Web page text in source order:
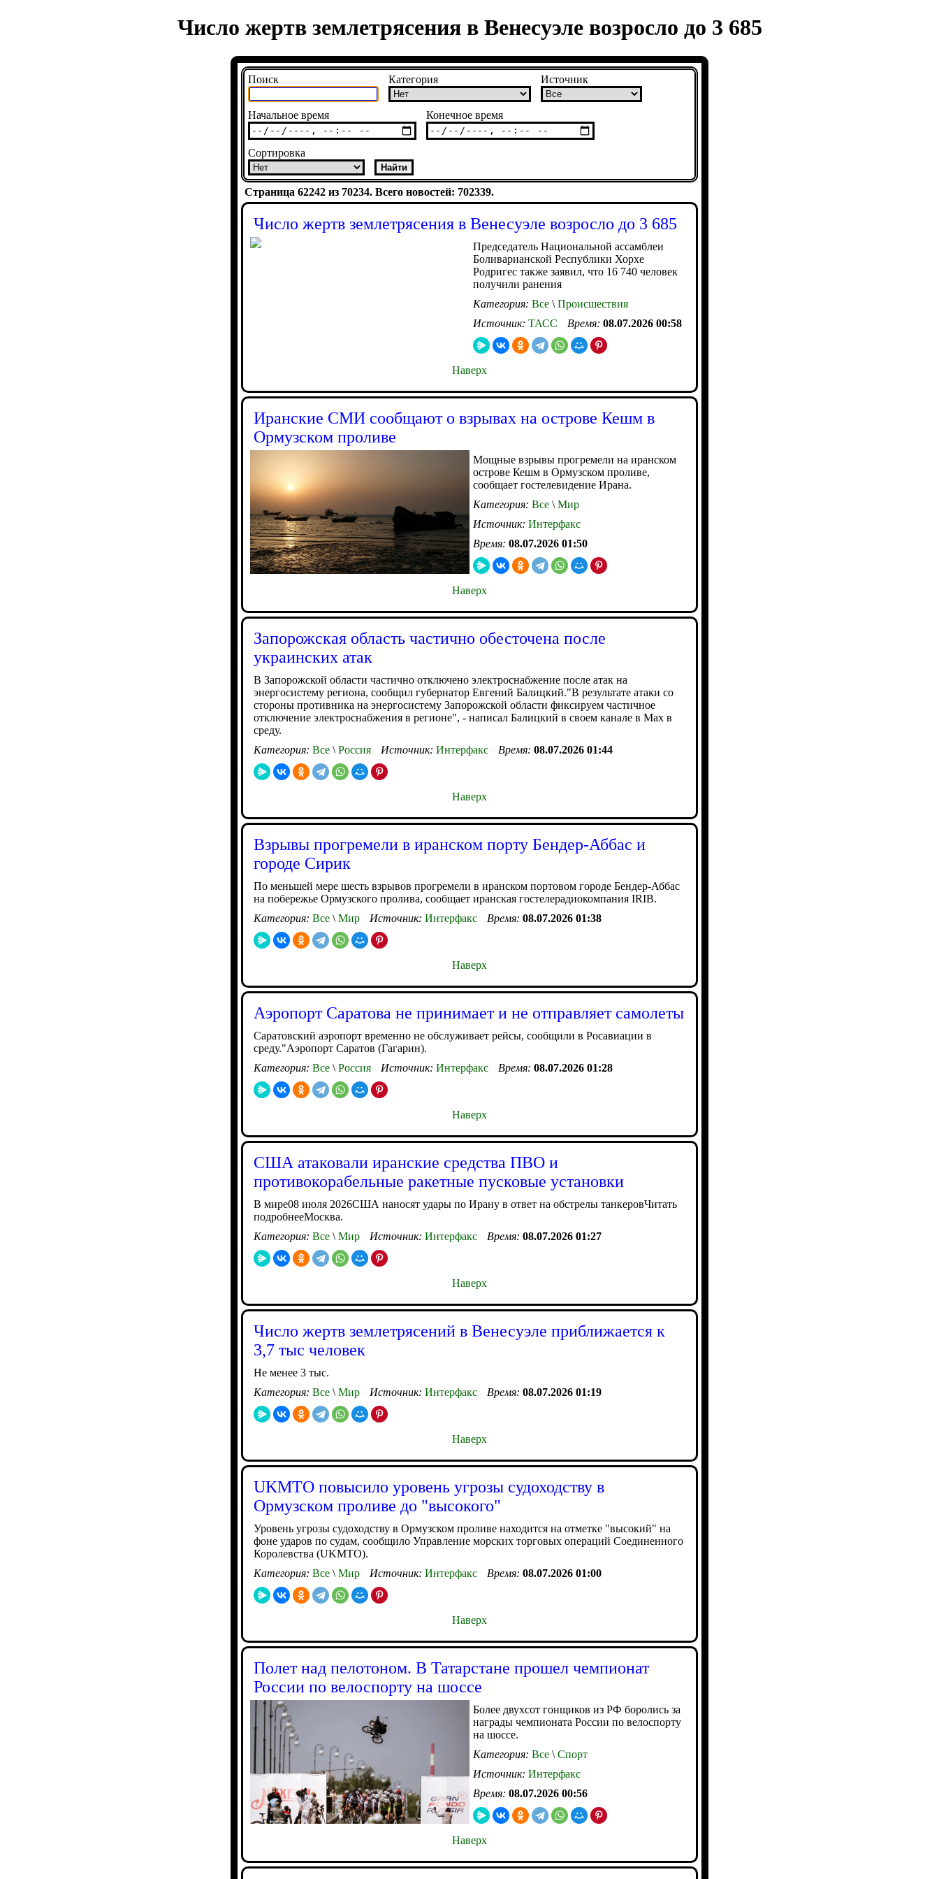
Число жертв землетрясения в Венесуэле возросло до 3 685
Поиск Категория Источник
Начальное время Конечное время
Сортировка
Страница 62242 из 70234. Всего новостей: 702339.
Число жертв землетрясения в Венесуэле возросло до 3 685
Председатель Национальной ассамблеи
Боливарианской Республики Хорхе
Родригес также заявил, что 16 740 человек
получили ранения
Категория: Все \ Происшествия
Источник: ТАСС Время: 08.07.2026 00:58
Наверх
Иранские СМИ сообщают о взрывах на острове Кешм в
Ормузском проливе
Мощные взрывы прогремели на иранском
острове Кешм в Ормузском проливе,
сообщает гостелевидение Ирана.
Категория: Все \ Мир
Источник: Интерфакс
Время: 08.07.2026 01:50
Наверх
Запорожская область частично обесточена после
украинских атак
В Запорожской области частично отключено электроснабжение после атак на
энергосистему региона, сообщил губернатор Евгений Балицкий."В результате атаки со
стороны противника на энергосистему Запорожской области фиксируем частичное
отключение электроснабжения в регионе", - написал Балицкий в своем канале в Мах в
среду.
Категория: Все \ Россия Источник: Интерфакс Время: 08.07.2026 01:44
Наверх
Взрывы прогремели в иранском порту Бендер-Аббас и
городе Сирик
По меньшей мере шесть взрывов прогремели в иранском портовом городе Бендер-Аббас
на побережье Ормузского пролива, сообщает иранская гостелерадиокомпания IRIB.
Категория: Все \ Мир Источник: Интерфакс Время: 08.07.2026 01:38
Наверх
Аэропорт Саратова не принимает и не отправляет самолеты
Саратовский аэропорт временно не обслуживает рейсы, сообщили в Росавиации в
среду."Аэропорт Саратов (Гагарин).
Категория: Все \ Россия Источник: Интерфакс Время: 08.07.2026 01:28
Наверх
США атаковали иранские средства ПВО и
противокорабельные ракетные пусковые установки
В мире08 июля 2026США наносят удары по Ирану в ответ на обстрелы танкеровЧитать
подробнееМосква.
Категория: Все \ Мир Источник: Интерфакс Время: 08.07.2026 01:27
Наверх
Число жертв землетрясений в Венесуэле приближается к
3,7 тыс человек
Не менее 3 тыс.
Категория: Все \ Мир Источник: Интерфакс Время: 08.07.2026 01:19
Наверх
UKMTO повысило уровень угрозы судоходству в
Ормузском проливе до "высокого"
Уровень угрозы судоходству в Ормузском проливе находится на отметке "высокий" на
фоне ударов по судам, сообщило Управление морских торговых операций Соединенного
Королевства (UKMTO).
Категория: Все \ Мир Источник: Интерфакс Время: 08.07.2026 01:00
Наверх
Полет над пелотоном. В Татарстане прошел чемпионат
России по велоспорту на шоссе
Более двухсот гонщиков из РФ боролись за
награды чемпионата России по велоспорту
на шоссе.
Категория: Все \ Спорт
Источник: Интерфакс
Время: 08.07.2026 00:56
Наверх